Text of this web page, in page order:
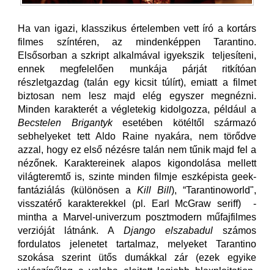
Ha van igazi, klasszikus értelemben vett író a kortárs
filmes színtéren, az mindenképpen Tarantino.
Elsősorban a szkript alkalmával igyekszik teljesíteni,
ennek megfelelően munkája párját ritkítóan
részletgazdag (talán egy kicsit túlírt), emiatt a filmet
biztosan nem lesz majd elég egyszer megnézni.
Minden karakterét a végletekig kidolgozza, például a
Becstelen Brigantykesetében kötéltől származó
sebhelyeket tett Aldo Raine nyakára, nem törődve
azzal, hogy ez első nézésre talán nem tűnik majd fel a
nézőnek. Karaktereinek alapos kigondolása mellett
világteremtő is, szinte minden filmje eszképista geek-
fantáziálás (különösen a Kill Bill), “Tarantinoworld",
visszatérő karakterekkel (pl. Earl McGraw seriff) -
mintha a Marvel-univerzum posztmodern műfajfilmes
verzióját látnánk. A Django elszabadul számos
fordulatos jelenetet tartalmaz, melyeket Tarantino
szokása szerint ütős dumákkal zár (ezek egyike